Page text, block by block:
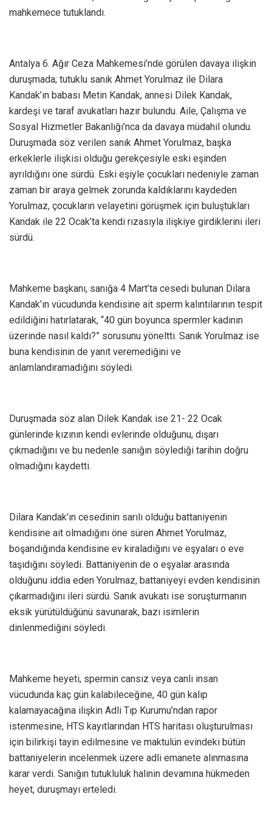
mahkemece tutuklandı.
Antalya 6. Ağır Ceza Mahkemesi’nde görülen davaya ilişkin
duruşmada; tutuklu sanık Ahmet Yorulmaz ile Dilara
Kandak’ın babası Metin Kandak, annesi Dilek Kandak,
kardeşi ve taraf avukatları hazır bulundu. Aile, Çalışma ve
Sosyal Hizmetler Bakanlığı’nca da davaya müdahil olundu.
Duruşmada söz verilen sanık Ahmet Yorulmaz, başka
erkeklerle ilişkisi olduğu gerekçesiyle eski eşinden
ayrıldığını öne sürdü. Eski eşiyle çocukları nedeniyle zaman
zaman bir araya gelmek zorunda kaldıklarını kaydeden
Yorulmaz, çocukların velayetini görüşmek için buluştukları
Kandak ile 22 Ocak’ta kendi rızasıyla ilişkiye girdiklerini ileri
sürdü.
Mahkeme başkanı, sanığa 4 Mart’ta cesedi bulunan Dilara
Kandak’ın vücudunda kendisine ait sperm kalıntılarının tespit
edildiğini hatırlatarak, “40 gün boyunca spermler kadının
üzerinde nasıl kaldı?” sorusunu yöneltti. Sanık Yorulmaz ise
buna kendisinin de yanıt veremediğini ve
anlamlandıramadığını söyledi.
Duruşmada söz alan Dilek Kandak ise 21- 22 Ocak
günlerinde kızının kendi evlerinde olduğunu, dışarı
çıkmadığını ve bu nedenle sanığın söylediği tarihin doğru
olmadığını kaydetti.
Dilara Kandak’ın cesedinin sarılı olduğu battaniyenin
kendisine ait olmadığını öne süren Ahmet Yorulmaz,
boşandığında kendisine ev kiraladığını ve eşyaları o eve
taşıdığını söyledi. Battaniyenin de o eşyalar arasında
olduğunu iddia eden Yorulmaz, battaniyeyi evden kendisinin
çıkarmadığını ileri sürdü. Sanık avukatı ise soruşturmanın
eksik yürütüldüğünü savunarak, bazı isimlerin
dinlenmediğini söyledi.
Mahkeme heyeti, spermin cansız veya canlı insan
vücudunda kaç gün kalabileceğine, 40 gün kalıp
kalamayacağına ilişkin Adli Tıp Kurumu’ndan rapor
istenmesine, HTS kayıtlarından HTS haritası oluşturulması
için bilirkişi tayin edilmesine ve maktulün evindeki bütün
battaniyelerin incelenmek üzere adli emanete alınmasına
karar verdi. Sanığın tutukluluk halinin devamına hükmeden
heyet, duruşmayı erteledi.